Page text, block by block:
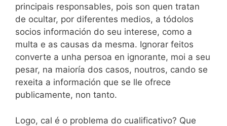
principais responsables, pois son quen tratan
de ocultar, por diferentes medios, a tódolos
socios información do seu interese, como a
multa e as causas da mesma. Ignorar feitos
converte a unha persoa en ignorante, moi a seu
pesar, na maioría dos casos, noutros, cando se
rexeita a información que se lle ofrece
publicamente, non tanto.
Logo, cal é o problema do cualificativo? Que